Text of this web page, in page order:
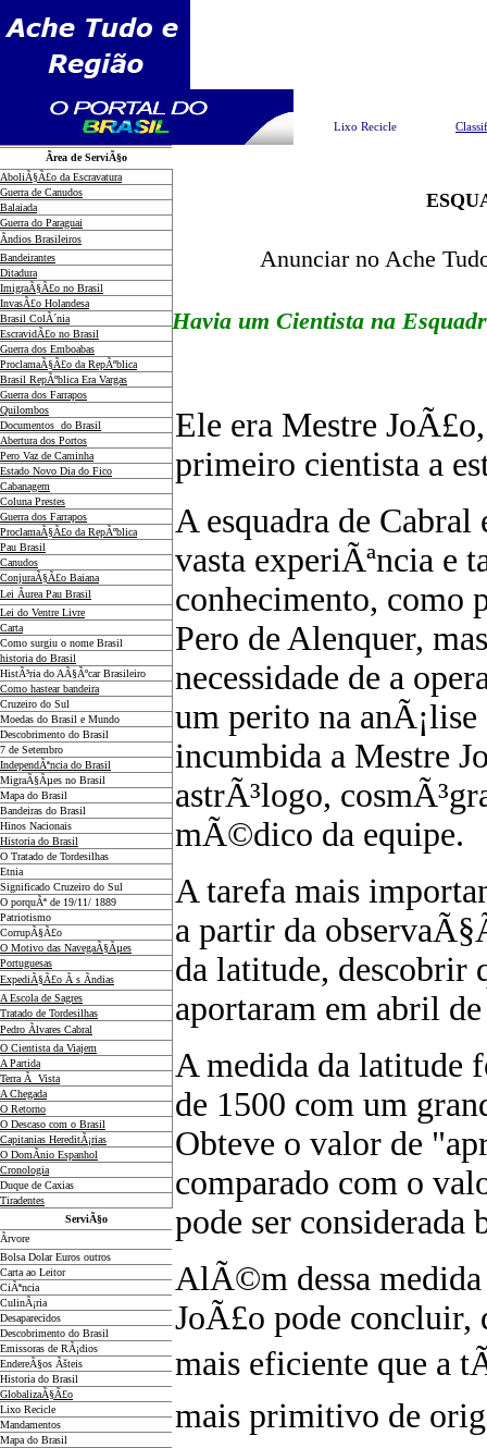
Lixo Recicle
Ãrea de ServiÃ§o
AboliÃ§Ã£o da Escravatura
Guerra de Canudos
Balaiada
Guerra do Paraguai
Ãndios Brasileiros
Bandeirantes
Ditadura
ImigraÃ§Ã£o no Brasil
InvasÃ£o Holandesa
Brasil ColÃ´nia
EscravidÃ£o no Brasil
Guerra dos Emboabas
ProclamaÃ§Ã£o da RepÃºblica
Brasil RepÃºblica Era Vargas
Guerra dos Farrapos
Quilombos
Documentos do Brasil
Abertura dos Portos
Pero Vaz de Caminha
Estado Novo Dia do Fico
Cabanagem
Coluna Prestes
Guerra dos Farrapos
ProclamaÃ§Ã£o da RepÃºblica
Pau Brasil
Canudos
ConjuraÃ§Ã£o Baiana
Lei Ãurea Pau Brasil
Lei do Ventre Livre
Carta
Como surgiu o nome Brasil
historia do Brasil
HistÃ³ria do AÃ§Ãºcar Brasileiro
Como hastear bandeira
Cruzeiro do Sul
Moedas do Brasil e Mundo
Descobrimento do Brasil
7 de Setembro
IndependÃªncia do Brasil
MigraÃ§Ãµes no Brasil
Mapa do Brasil
Bandeiras do Brasil
Hinos Nacionais
Historia do Brasil
O Tratado de Tordesilhas
Etnia
Significado Cruzeiro do Sul
O porquÃª de 19/11/ 1889
Patriotismo
CorrupÃ§Ã£o
O Motivo das NavegaÃ§Ãµes
Portuguesas
ExpediÃ§Ã£o Ã s Ãndias
A Escola de Sagres
Tratado de Tordesilhas
Pedro Ãlvares Cabral
O Cientista da Viajem
A Partida
Terra Ã Vista
A Chegada
O Retorno
O Descaso com o Brasil
Capitanias HereditÃ¡rias
O DomÃ­nio Espanhol
Cronologia
Duque de Caxias
Tiradentes
ServiÃ§o
Ãrvore
Bolsa Dolar Euros outros
Carta ao Leitor
CiÃªncia
CulinÃ¡ria
Desaparecidos
Descobrimento do Brasil
Emissoras de RÃ¡dios
EndereÃ§os Ãšteis
Historia do Brasil
GlobalizaÃ§Ã£o
Lixo Recicle
Mandamentos
Mapa do Brasil
Anunciar no Ache
Havia um Cientista na
Ele era Mestre
primeiro cientista a
A esquadra de
vasta experiÃªncia e
conhecimento, como
Pero de Alenquer,
necessidade de a
um perito na
incumbida a Mestre
astrÃ³logo,
mÃ©dico da equipe.
A tarefa mais
a partir da
da latitude, descobrir
aportaram em abril
A medida da latitude
de 1500 com um
Obteve o valor de
comparado com o
pode ser considerada
AlÃ©m dessa
JoÃ£o pode concluir,
mais eficiente que a
mais primitivo de